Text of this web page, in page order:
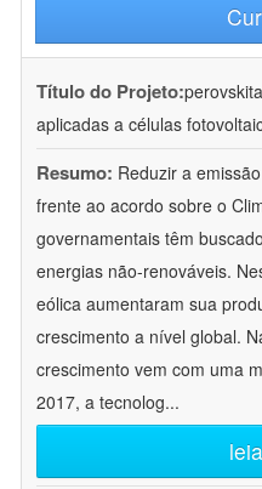
Título do Projeto:
aplicadas a células
Resumo: Reduzir a
frente ao acordo sobre o
governamentais têm
energias não-renováveis.
eólica aumentaram sua
crescimento a nível global.
crescimento vem com uma
2017, a tecnolog...